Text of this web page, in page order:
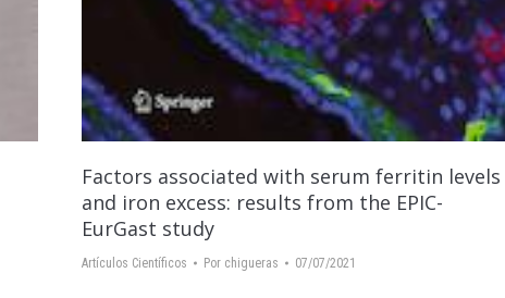
Factors associated with serum ferritin levels
and iron excess: results from the EPIC-
EurGast study
Artículos Científicos Por chigueras 07/07/2021